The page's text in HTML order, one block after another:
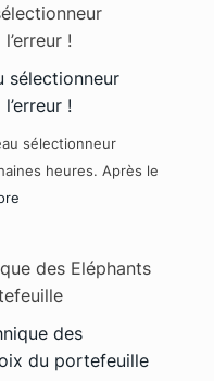
!
sélectionneur
heures. Après le
des Eléphants